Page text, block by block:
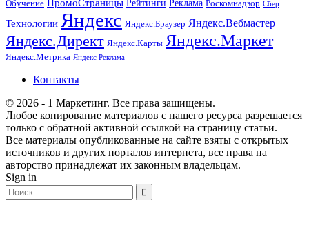
Обучение ПромоСтраницы Рейтинги Реклама Роскомнадзор Сбер
Технологии Яндекс Яндекс.Браузер Яндекс.Вебмастер
Яндекс.Директ Яндекс.Карты Яндекс.Маркет
Яндекс.Метрика Яндекс Реклама
Контакты
© 2026 - 1 Маркетинг. Все права защищены.
Любое копирование материалов с нашего ресурса разрешается
только с обратной активной ссылкой на страницу статьи.
Все материалы опубликованные на сайте взяты с открытых
источников и других порталов интернета, все права на
авторство принадлежат их законным владельцам.
Sign in